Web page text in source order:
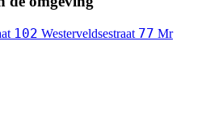
102 Westerveldsestraat 77 Mr